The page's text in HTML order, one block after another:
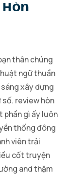
thân chúng
ngữ thuần
xây dựng
review hòn
phần gì ấy luôn
thống đông
viên trải
cốt truyện
and thậm